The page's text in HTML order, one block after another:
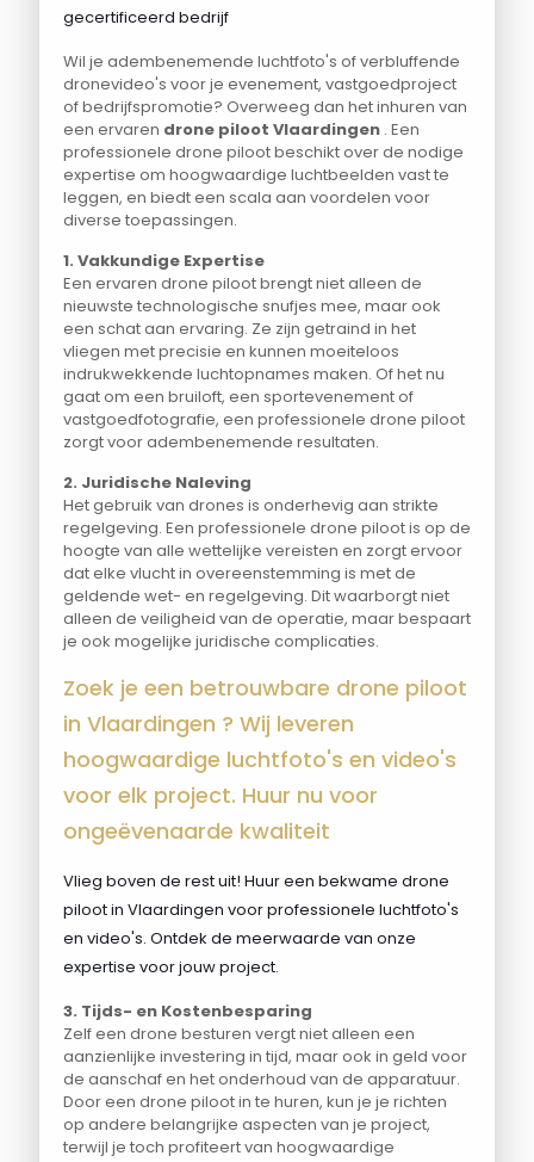
gecertificeerd bedrijf
Wil je adembenemende luchtfoto's of verbluffende
dronevideo's voor je evenement, vastgoedproject
of bedrijfspromotie? Overweeg dan het inhuren van
een ervaren drone piloot Vlaardingen . Een
professionele drone piloot beschikt over de nodige
expertise om hoogwaardige luchtbeelden vast te
leggen, en biedt een scala aan voordelen voor
diverse toepassingen.
1. Vakkundige Expertise
Een ervaren drone piloot brengt niet alleen de
nieuwste technologische snufjes mee, maar ook
een schat aan ervaring. Ze zijn getraind in het
vliegen met precisie en kunnen moeiteloos
indrukwekkende luchtopnames maken. Of het nu
gaat om een bruiloft, een sportevenement of
vastgoedfotografie, een professionele drone piloot
zorgt voor adembenemende resultaten.
2. Juridische Naleving
Het gebruik van drones is onderhevig aan strikte
regelgeving. Een professionele drone piloot is op de
hoogte van alle wettelijke vereisten en zorgt ervoor
dat elke vlucht in overeenstemming is met de
geldende wet- en regelgeving. Dit waarborgt niet
alleen de veiligheid van de operatie, maar bespaart
je ook mogelijke juridische complicaties.
Zoek je een betrouwbare drone piloot
in Vlaardingen ? Wij leveren
hoogwaardige luchtfoto's en video's
voor elk project. Huur nu voor
ongeëvenaarde kwaliteit
Vlieg boven de rest uit! Huur een bekwame drone
piloot in Vlaardingen voor professionele luchtfoto's
en video's. Ontdek de meerwaarde van onze
expertise voor jouw project.
3. Tijds- en Kostenbesparing
Zelf een drone besturen vergt niet alleen een
aanzienlijke investering in tijd, maar ook in geld voor
de aanschaf en het onderhoud van de apparatuur.
Door een drone piloot in te huren, kun je je richten
op andere belangrijke aspecten van je project,
terwijl je toch profiteert van hoogwaardige